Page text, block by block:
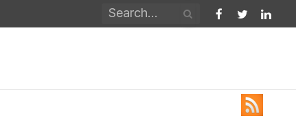
Facebook
Twitter